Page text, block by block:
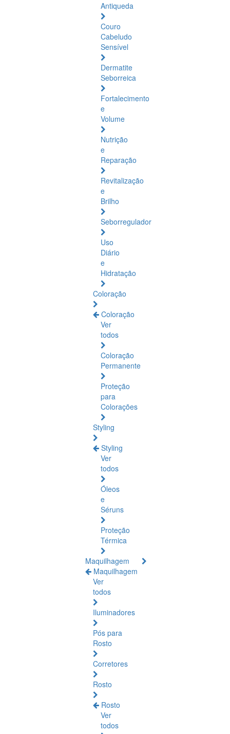
Antiqueda
Couro
Cabeludo
Sensível
Dermatite
Seborreica
Fortalecimento
e
Volume
Nutrição
e
Reparação
Revitalização
e
Brilho
Seborregulador
Uso
Diário
e
Hidratação
Coloração
Coloração
Ver
todos
Coloração
Permanente
Proteção
para
Colorações
Styling
Styling
Ver
todos
Óleos
e
Séruns
Proteção
Térmica
Maquilhagem
Maquilhagem
Ver
todos
Iluminadores
Pós para
Rosto
Corretores
Rosto
Rosto
Ver
todos